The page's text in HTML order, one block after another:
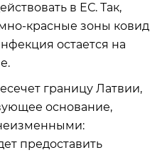
в ЕС. Так,
красные зоны ковид
остается на
границу Латвии,
основание,
предоставить